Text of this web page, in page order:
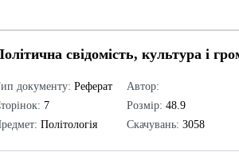
свідомість, культура і
документу: Реферат
7
Політологія
Автор:
Розмір: 48.9
Скачувань: 3058